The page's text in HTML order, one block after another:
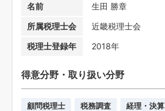
名前
生田 勝章
所属税理士会
近畿税理士会
税理士登録年
2018年
得意分野・取り扱い分野
顧問税理士 税務調査 経理・決算